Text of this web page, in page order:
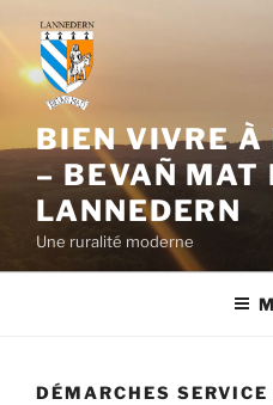
contenu
principal
BIEN VIVRE À
– BEVAÑ MAT
LANNEDERN
Une ruralité moderne
DÉMARCHES